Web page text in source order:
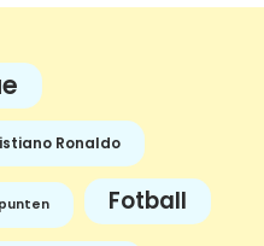
Ronaldo
Fotball